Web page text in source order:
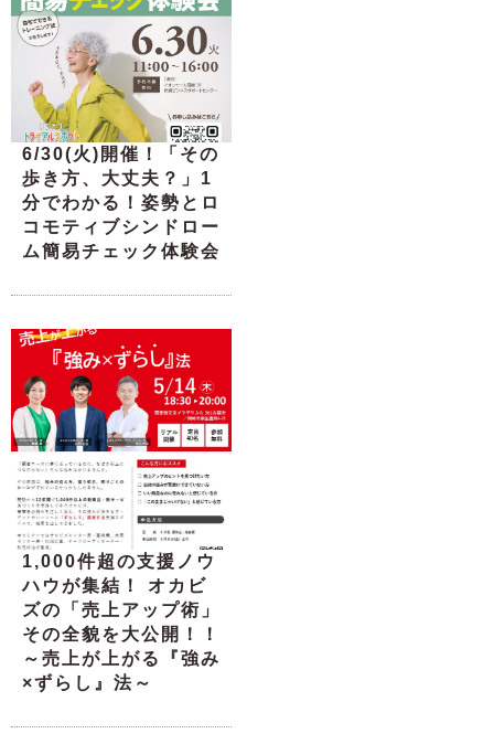
6/30(火)開催！「その
歩き方、大丈夫？」1
分でわかる！姿勢とロ
コモティブシンドロー
ム簡易チェック体験会
1,000件超の支援ノウ
ハウが集結！ オカビ
ズの「売上アップ術」
その全貌を大公開！！
～売上が上がる『強み
×ずらし』法～